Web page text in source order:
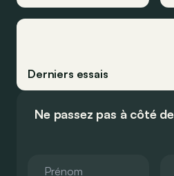
Derniers essais
Ne passez pas à côté